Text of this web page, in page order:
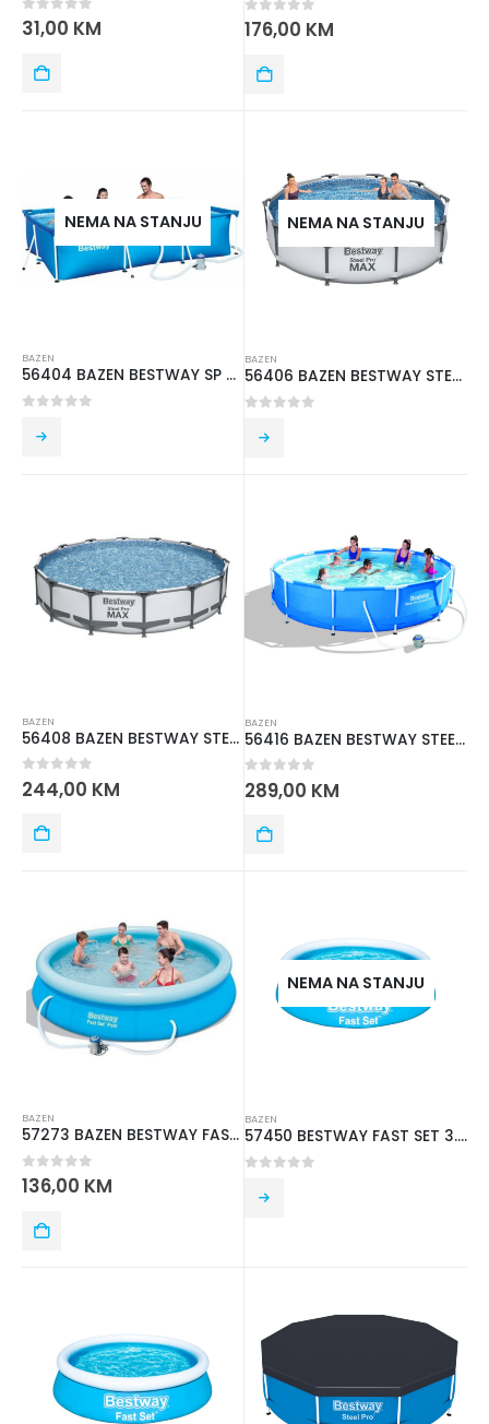
0out of 5
31,00 KM 0out of 5
176,00 KM
NEMA NA STANJU
BAZEN
56404 BAZEN BESTWAY SP 3.00mx2.01mx66cm
NEMA NA STANJU
BAZEN
56406 BAZEN BESTWAY STEEL PRO 3.05mx76cm
BAZEN
56408 BAZEN BESTWAY STEEL P 3.05m x 76 cm
0 out of 5
244,00 KM
BAZEN
56416 BAZEN BESTWAY STEEL PRO 3.66mx76cm
0out of 5
289,00 KM
BAZEN
57273 BAZEN BESTWAY FAST SET 3.66mx76 cm
0out of 5
136,00 KM
NEMA NA STANJU
BAZEN
57450 BESTWAY FAST SET 3.05mx 66 cm